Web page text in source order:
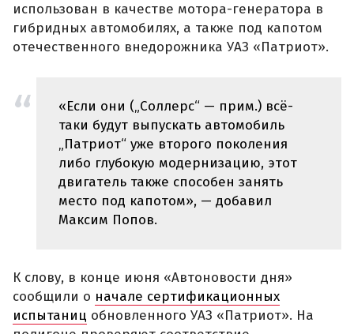
использован в качестве мотора-генератора в
гибридных автомобилях, а также под капотом
отечественного внедорожника УАЗ «Патриот».
«Если они („Соллерс“ — прим.) всё-
таки будут выпускать автомобиль
„Патриот“ уже второго поколения
либо глубокую модернизацию, этот
двигатель также способен занять
место под капотом», — добавил
Максим Попов.
К слову, в конце июня «Автоновости дня»
сообщили о начале сертификационных
испытаниц обновленного УАЗ «Патриот». На